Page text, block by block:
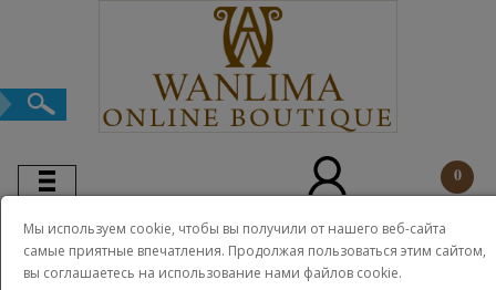
0
Мы используем cookie, чтобы вы получили от нашего веб-сайта
самые приятные впечатления. Продолжая пользоваться этим сайтом,
вы соглашаетесь на использование нами файлов cookie.